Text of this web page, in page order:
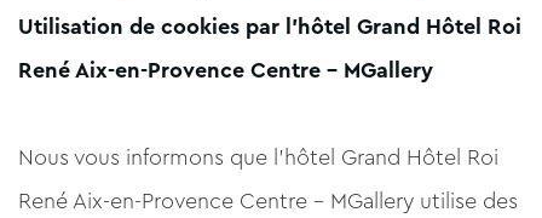
Utilisation de cookies par l'hôtel Grand Hôtel Roi
René Aix-en-Provence Centre - MGallery
Nous vous informons que l'hôtel Grand Hôtel Roi
René Aix-en-Provence Centre - MGallery utilise des